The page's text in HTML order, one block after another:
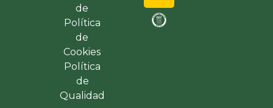
de
Política
de
Cookies
Política
de
Qualidad